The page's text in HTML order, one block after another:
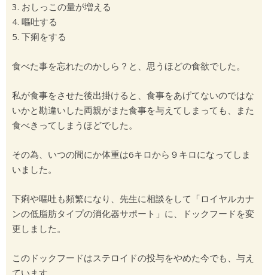
3. おしっこの量が増える
4. 嘔吐する
5. 下痢をする
食べた事を忘れたのかしら？と、思うほどの食欲でした。
私が食事をさせた後出掛けると、食事をあげてないのではな
いかと勘違いした両親がまた食事を与えてしまっても、また
食べきってしまうほどでした。
その為、いつの間にか体重は6キロから９キロになってしま
いました。
下痢や嘔吐も頻繁になり、先生に相談をして「ロイヤルカナ
ンの低脂肪タイプの消化器サポート」に、ドックフードを変
更しました。
このドックフードはステロイドの投与をやめた今でも、与え